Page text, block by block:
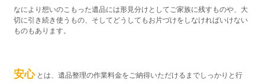
なにより想いのこもった遺品には形見分けとしてご家族に残すものや、大
切に引き続き使うもの、そしてどうしてもお片づけをしなければいけない
ものもあります。
安心とは、遺品整理の作業料金をご納得いただけるまでしっかりと行